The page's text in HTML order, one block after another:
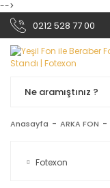
-->
0212 528 77 00
Anasayfa ARKA FON
Fotexon